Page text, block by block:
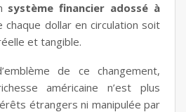
système financier adossé à
chaque dollar en circulation soit
et tangible.
de ce changement,
américaine n’est plus
étrangers ni manipulée par